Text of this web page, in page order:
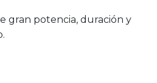
gran potencia, duración y